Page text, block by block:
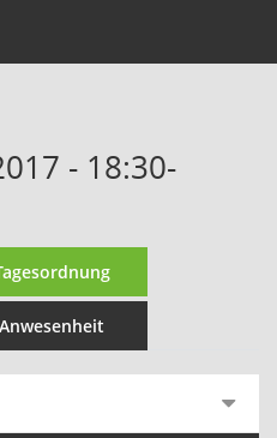
- 18:30-
Anwesenheit